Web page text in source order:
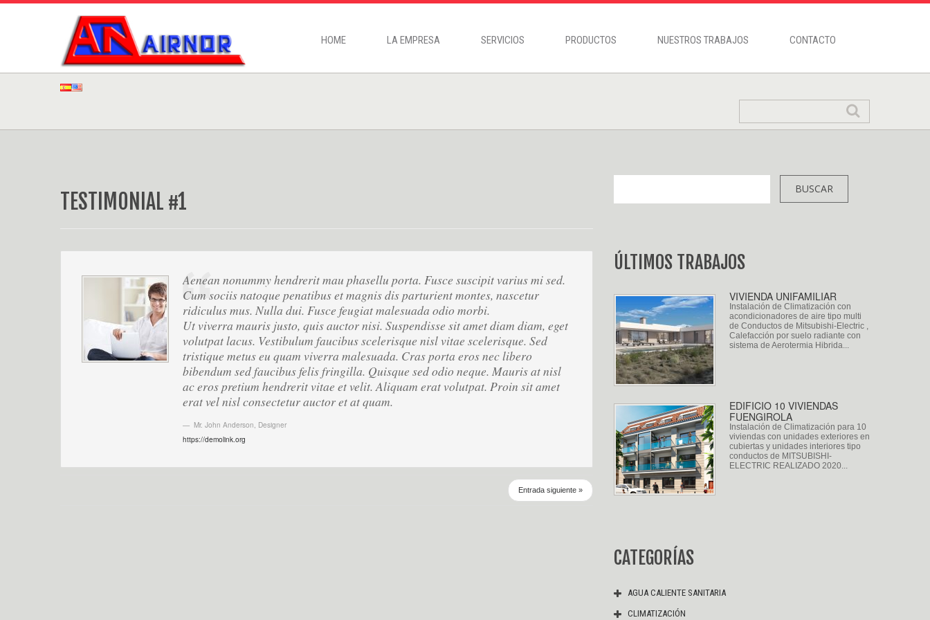
HOME LA EMPRESA SERVICIOS PRODUCTOS NUESTROS TRABAJOS CONTACTO
TESTIMONIAL #1
Aenean nonummy hendrerit mau phasellu porta. Fusce suscipit varius mi sed.
Cum sociis natoque penatibus et magnis dis parturient montes, nascetur
ridiculus mus. Nulla dui. Fusce feugiat malesuada odio morbi.
Ut viverra mauris justo, quis auctor nisi. Suspendisse sit amet diam diam, eget
volutpat lacus. Vestibulum faucibus scelerisque nisl vitae scelerisque. Sed
tristique metus eu quam viverra malesuada. Cras porta eros nec libero
bibendum sed faucibus felis fringilla. Quisque sed odio neque. Mauris at nisl
ac eros pretium hendrerit vitae et velit. Aliquam erat volutpat. Proin sit amet
erat vel nisl consectetur auctor et at quam.
Mr. John Anderson, Designer
https://demolink.org
Entrada siguiente »
ÚLTIMOS TRABAJOS
VIVIENDA UNIFAMILIAR
Instalación de Climatización con
acondicionadores de aire tipo multi
de Conductos de Mitsubishi-Electric ,
Calefacción por suelo radiante con
sistema de Aerotermia Hibrida...
EDIFICIO 10 VIVIENDAS
FUENGIROLA
Instalación de Climatización para 10
viviendas con unidades exteriores en
cubiertas y unidades interiores tipo
conductos de MITSUBISHI-
ELECTRIC REALIZADO 2020...
CATEGORÍAS
AGUA CALIENTE SANITARIA
CLIMATIZACIÓN